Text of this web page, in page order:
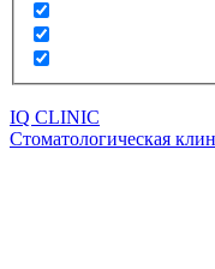
IQ CLINIC
Стоматологическая